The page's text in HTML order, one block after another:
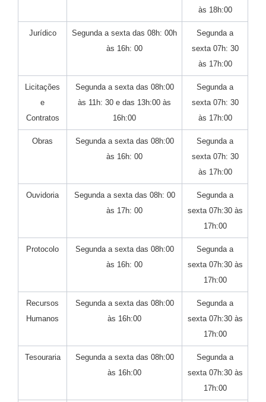
às 18h:00
Jurídico
Segunda a sexta das 08h: 00h
às 16h: 00
Segunda a
sexta 07h: 30
às 17h:00
Licitações
e
Contratos
Segunda a sexta das 08h:00
às 11h: 30 e das 13h:00 às
16h:00
Segunda a
sexta 07h: 30
às 17h:00
Obras
Segunda a sexta das 08h:00
às 16h: 00
Segunda a
sexta 07h: 30
às 17h:00
Ouvidoria
Segunda a sexta das 08h: 00
às 17h: 00
Segunda a
sexta 07h:30 às
17h:00
Protocolo
Segunda a sexta das 08h:00
às 16h: 00
Segunda a
sexta 07h:30 às
17h:00
Recursos
Humanos
Segunda a sexta das 08h:00
às 16h:00
Segunda a
sexta 07h:30 às
17h:00
Tesouraria
Segunda a sexta das 08h:00
às 16h:00
Segunda a
sexta 07h:30 às
17h:00